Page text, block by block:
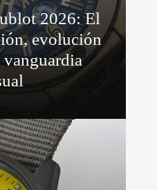
2026: El
evolución
vanguardia